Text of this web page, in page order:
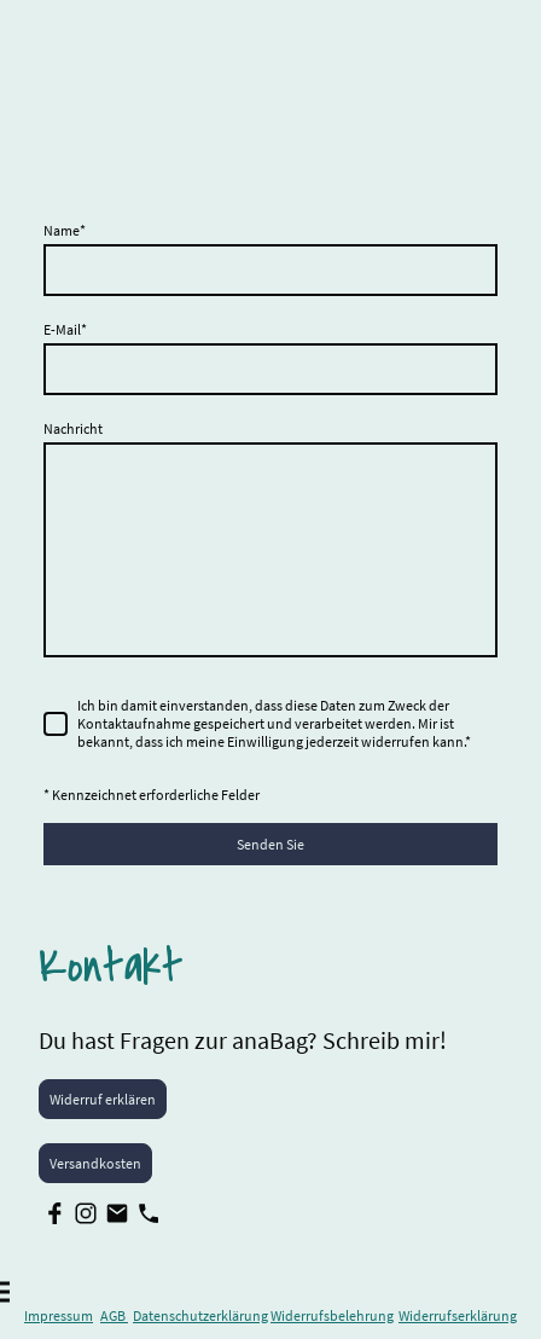
Name*
E-Mail*
Nachricht
Ich bin damit einverstanden, dass diese Daten zum Zweck der
Kontaktaufnahme gespeichert und verarbeitet werden. Mir ist
bekannt, dass ich meine Einwilligung jederzeit widerrufen kann.*
* Kennzeichnet erforderliche Felder
Senden Sie
Kontakt
Du hast Fragen zur anaBag? Schreib mir!
Widerruf erklären
Versandkosten
Impressum AGB DatenschutzerklärungWiderrufsbelehrung Widerrufserklärung